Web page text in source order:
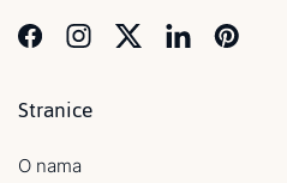
Stranice
O nama